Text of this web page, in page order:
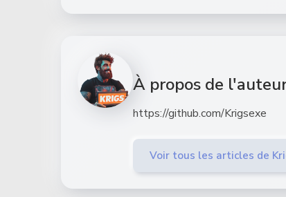
À propos de
https://github.com/Krigsexe
Voir tous les articles de